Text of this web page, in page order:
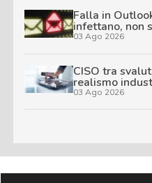
Falla in
infettano, non
03 Ago 2026
CISO tra
realismo
03 Ago 2026